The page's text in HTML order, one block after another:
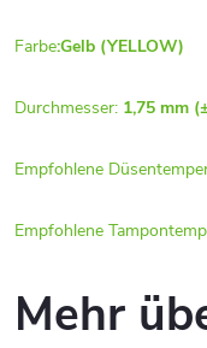
Farbe:Gelb (YELLOW)
Durchmesser: 1,75 mm
Empfohlene
Empfohlene
Mehr